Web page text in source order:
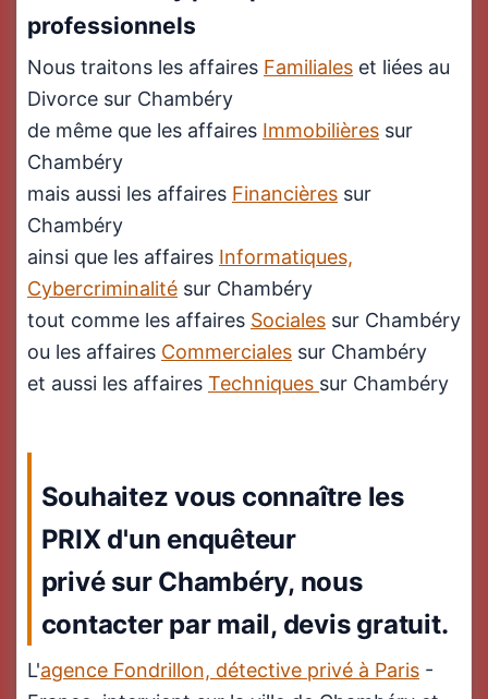
professionnels
Nous traitons les affaires Familiales et liées au
Divorce sur Chambéry
de même que les affaires Immobilières sur
Chambéry
mais aussi les affaires Financières sur
Chambéry
ainsi que les affaires Informatiques,
Cybercriminalité sur Chambéry
tout comme les affaires Sociales sur Chambéry
ou les affaires Commerciales sur Chambéry
et aussi les affaires Techniques sur Chambéry
Souhaitez vous connaître les
PRIX d'un enquêteur
privé sur Chambéry, nous
contacter par mail, devis gratuit.
L'agence Fondrillon, détective privé à Paris -